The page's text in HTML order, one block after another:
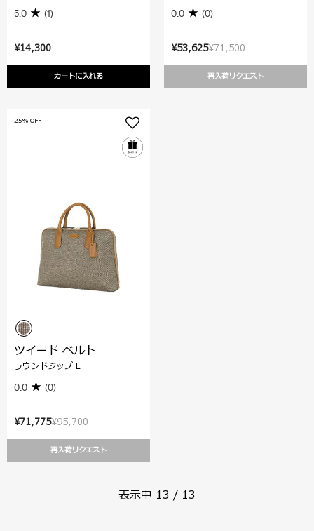
¥14,300
カートに入れる
5.0 (1)
¥71,500
¥53,625
再入荷リクエスト
0.0 (0)
¥95,700
¥71,775
再入荷リクエスト
25% OFF
ツイード ベルト
ラウンドジップ L
0.0 (0)
表示中 13 / 13